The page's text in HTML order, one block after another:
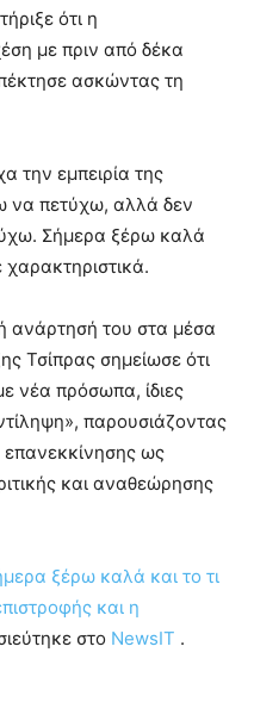
ότι η
με πριν από δέκα
ασκώντας τη
την εμπειρία της
να πετύχω, αλλά δεν
Σήμερα ξέρω καλά
χαρακτηριστικά.
ανάρτησή του στα μέσα
Τσίπρας σημείωσε ότι
νέα πρόσωπα, ίδιες
παρουσιάζοντας
επανεκκίνησης ως
και αναθεώρησης
ξέρω καλά και το τι
και η
στο NewsIT .